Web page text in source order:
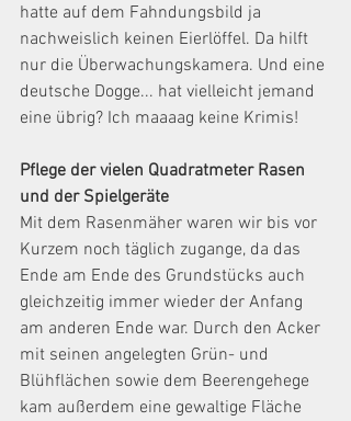
hatte auf dem Fahndungsbild ja
nachweislich keinen Eierlöffel. Da hilft
nur die Überwachungskamera. Und eine
deutsche Dogge... hat vielleicht jemand
eine übrig? Ich maaaag keine Krimis!
Pflege der vielen Quadratmeter Rasen
und der Spielgeräte
Mit dem Rasenmäher waren wir bis vor
Kurzem noch täglich zugange, da das
Ende am Ende des Grundstücks auch
gleichzeitig immer wieder der Anfang
am anderen Ende war. Durch den Acker
mit seinen angelegten Grün- und
Blühflächen sowie dem Beerengehege
kam außerdem eine gewaltige Fläche